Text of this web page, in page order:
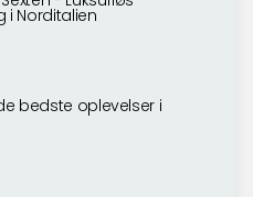
i Norditalien
bedste oplevelser i